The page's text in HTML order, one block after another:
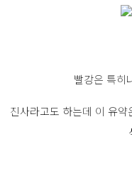
빨강은 특히
진사라고도 하는데 이 유